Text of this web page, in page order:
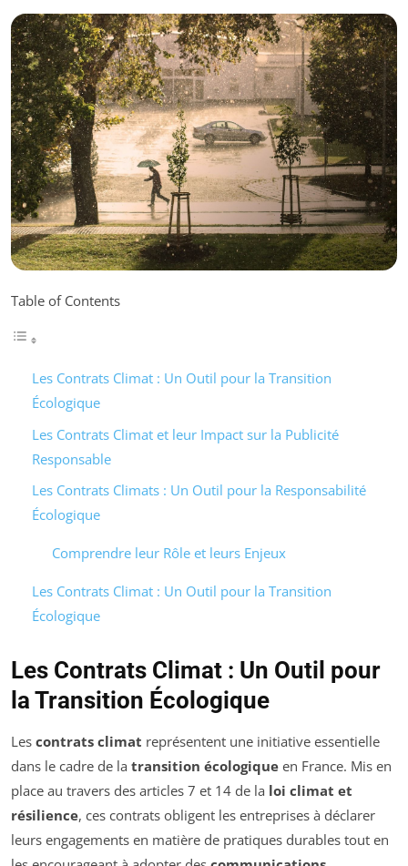
Table of Contents
Les Contrats Climat : Un Outil pour la Transition
Écologique
Les Contrats Climat et leur Impact sur la Publicité
Responsable
Les Contrats Climats : Un Outil pour la Responsabilité
Écologique
Comprendre leur Rôle et leurs Enjeux
Les Contrats Climat : Un Outil pour la Transition
Écologique
Les Contrats Climat : Un Outil pour
la Transition Écologique
Les contrats climat représentent une initiative essentielle
dans le cadre de la transition écologique en France. Mis en
place au travers des articles 7 et 14 de la loi climat et
résilience, ces contrats obligent les entreprises à déclarer
leurs engagements en matière de pratiques durables tout en